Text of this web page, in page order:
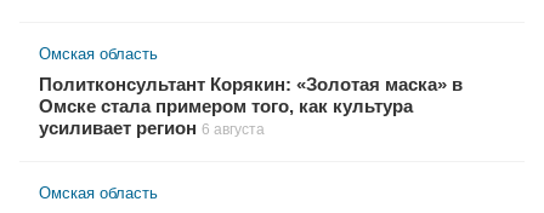
Омская область
Политконсультант Корякин: «Золотая маска» в
Омске стала примером того, как культура
усиливает регион 6 августа
Омская область